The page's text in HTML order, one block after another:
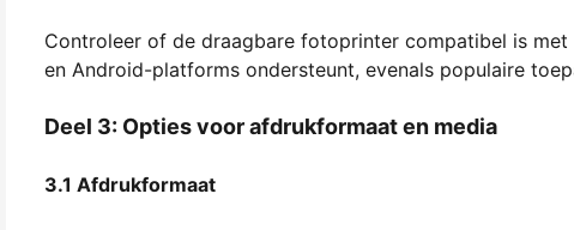
Controleer of de draagbare fotoprinter compatibel is
en Android-platforms ondersteunt, evenals populaire
Deel 3: Opties voor afdrukformaat en media
3.1 Afdrukformaat